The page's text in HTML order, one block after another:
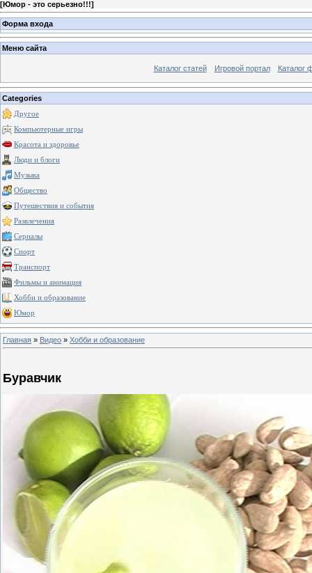
[Юмор - это серьезно!!!]
Форма входа
Меню сайта
Каталог статей Игровой портал Каталог
Categories
Другое
Компьютерные игры
Красота и здоровье
Люди и блоги
Музыка
Общество
Путешествия и события
Развлечения
Сериалы
Спорт
Транспорт
Фильмы и анимация
Хобби и образование
Юмор
Главная » Видео » Хобби и образование
Буравчик